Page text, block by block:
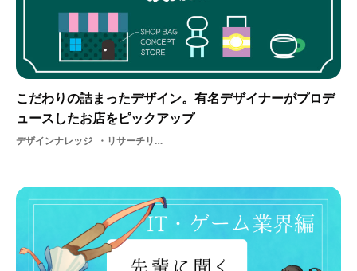
こだわりの詰まったデザイン。有名デザイナーがプロデ
ュースしたお店をピックアップ
デザインナレッジ リサーチリサーチ力デザイン休日アート流行インテリア空間演出空間デザインショップDESIGNカフェトレンド